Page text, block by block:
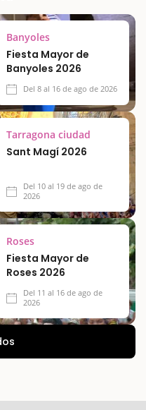
Banyoles
Fiesta Mayor de
Banyoles 2026
Del 8 al 16 de ago de 2026
Tarragona ciudad
Sant Magí 2026
Del 10 al 19 de ago de
2026
Roses
Fiesta Mayor de
Roses 2026
Del 11 al 16 de ago de
2026